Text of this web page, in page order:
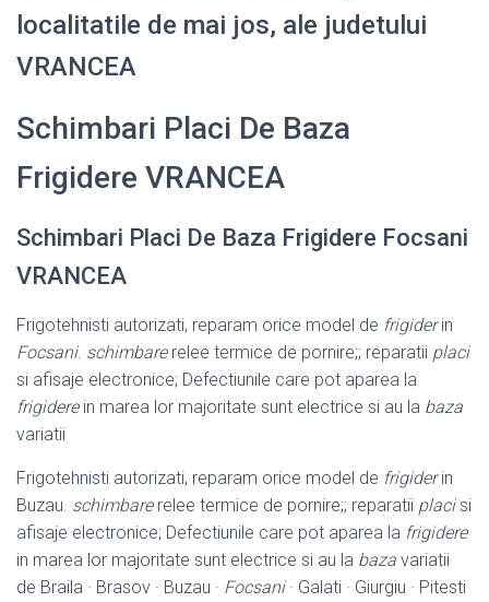
localitatile de mai jos, ale judetului
VRANCEA
Schimbari Placi De Baza
Frigidere VRANCEA
Schimbari Placi De Baza Frigidere Focsani
VRANCEA
Frigotehnisti autorizati, reparam orice model de frigiderin
Focsani. schimbarerelee termice de pornire;; reparatii placi
si afisaje electronice; Defectiunile care pot aparea la
frigiderein marea lor majoritate sunt electrice si au la baza
variatii
Frigotehnisti autorizati, reparam orice model de frigiderin
Buzau. schimbarerelee termice de pornire;; reparatii placisi
afisaje electronice; Defectiunile care pot aparea la frigidere
in marea lor majoritate sunt electrice si au la baza variatii
de Braila · Brasov · Buzau · Focsani· Galati · Giurgiu · Pitesti